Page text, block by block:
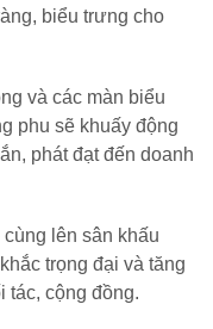
biểu trưng cho
và các màn biểu
phu sẽ khuấy động
phát đạt đến doanh
lên sân khấu
trọng đại và tăng
cộng đồng.